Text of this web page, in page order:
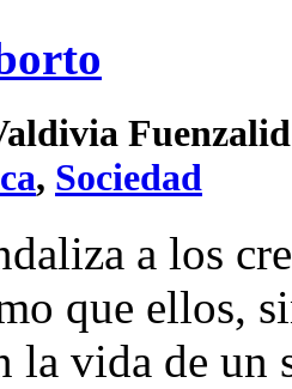
, Sociedad
a los
que ellos,
la vida de un